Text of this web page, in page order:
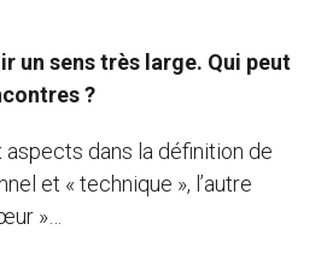
un sens très large. Qui peut
?
aspects dans la définition de
et « technique », l’autre
»…